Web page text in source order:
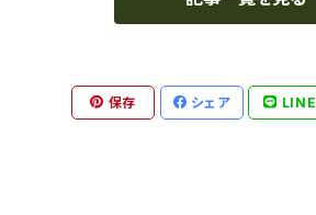
PET（ポリエチレン・テレフタラート）
Copper3D 保存 シェア LINE